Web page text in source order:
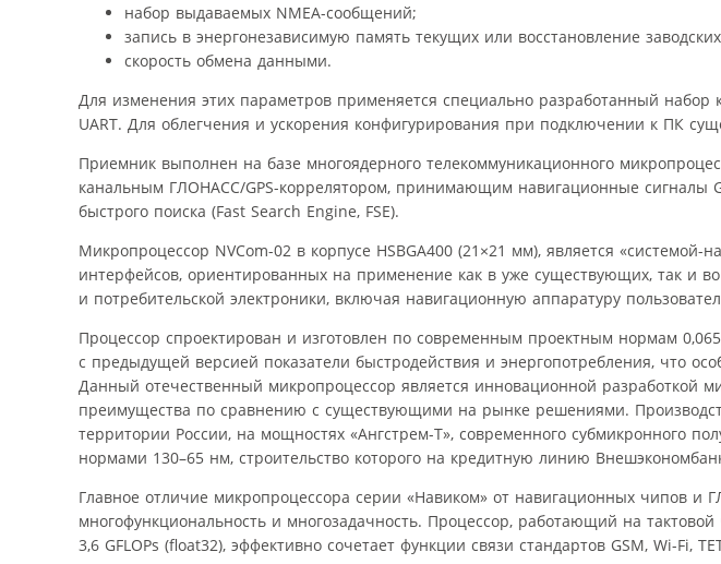
набор выдаваемых NMEA-сообщений;
запись в энергонезависимую память текущих или восстановление
скорость обмена данными.
Для изменения этих параметров применяется специально разработанный
UART. Для облегчения и ускорения конфигурирования при подключении к ПК
Приемник выполнен на базе многоядерного телекоммуникационного
канальным ГЛОНАСС/GPS-коррелятором, принимающим навигационные сигналы
быстрого поиска (Fast Search Engine, FSE).
Микропроцессор NVCom-02 в корпусе HSBGA400 (21×21 мм), является «системой-
интерфейсов, ориентированных на применение как в уже существующих, так и
и потребительской электроники, включая навигационную аппаратуру
Процессор спроектирован и изготовлен по современным проектным нормам
с предыдущей версией показатели быстродействия и энергопотребления, что
Данный отечественный микропроцессор является инновационной разработкой
преимущества по сравнению с существующими на рынке решениями.
территории России, на мощностях «Ангстрем-Т», современного субмикронного
нормами 130–65 нм, строительство которого на кредитную линию
Главное отличие микропроцессора серии «Навиком» от навигационных чипов и
многофункциональность и многозадачность. Процессор, работающий на
3,6 GFLOPs (float32), эффективно сочетает функции связи стандартов GSM, Wi-Fi,